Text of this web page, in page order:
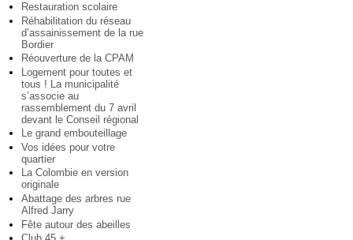
Restauration scolaire
Réhabilitation du réseau
d’assainissement de la rue
Bordier
Réouverture de la CPAM
Logement pour toutes et
tous ! La municipalité
s’associe au
rassemblement du 7 avril
devant le Conseil régional
Le grand embouteillage
Vos idées pour votre
quartier
La Colombie en version
originale
Abattage des arbres rue
Alfred Jarry
Fête autour des abeilles